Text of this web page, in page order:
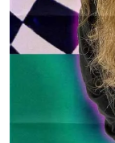
#ととけん
#LIFESTYLE
#SPORTS